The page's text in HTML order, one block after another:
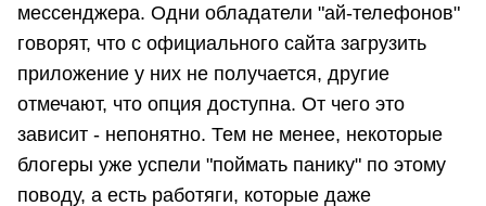
мессенджера. Одни обладатели "ай-телефонов"
говорят, что с официального сайта загрузить
приложение у них не получается, другие
отмечают, что опция доступна. От чего это
зависит - непонятно. Тем не менее, некоторые
блогеры уже успели "поймать панику" по этому
поводу, а есть работяги, которые даже